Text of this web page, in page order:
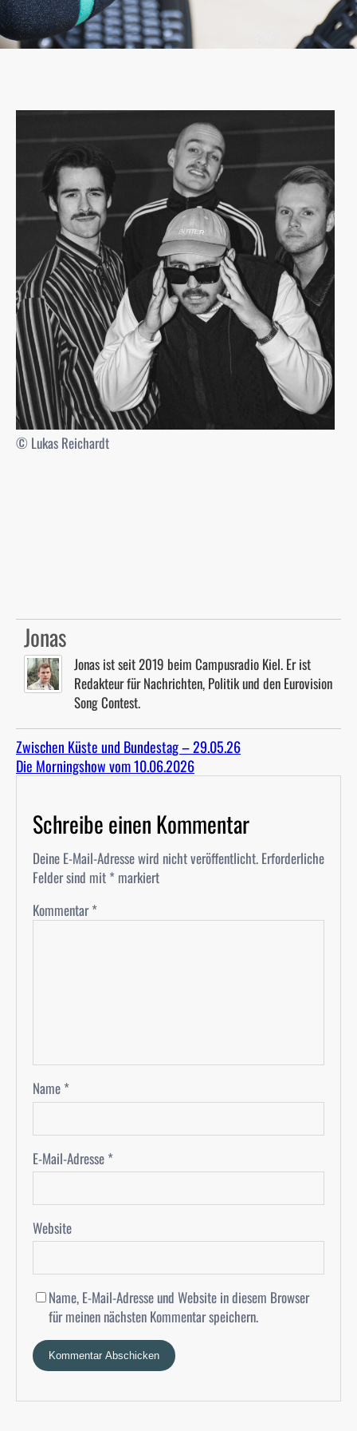
© Lukas Reichardt
Jonas
Jonas ist seit 2019 beim Campusradio Kiel. Er ist
Redakteur für Nachrichten, Politik und den Eurovision
Song Contest.
Zwischen Küste und Bundestag – 29.05.26
Die Morningshow vom 10.06.2026
Schreibe einen Kommentar
Deine E-Mail-Adresse wird nicht veröffentlicht. Erforderliche
Felder sind mit * markiert
Kommentar*
Name *
E-Mail-Adresse *
Website
Name, E-Mail-Adresse und Website in diesem Browser
für meinen nächsten Kommentar speichern.